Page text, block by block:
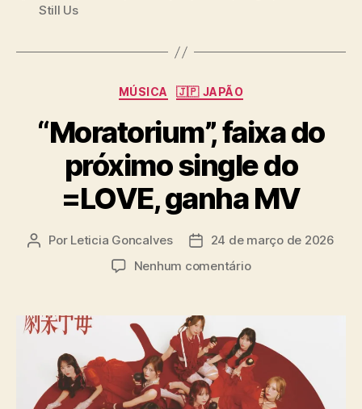
Still Us
C
t
e
g
o
r
i
MÚSICA 🇯🇵 JAPÃO
“Moratorium”, faixa do
próximo single do
=LOVE, ganha MV
A
r
d
s
Por Leticia Goncalves
D
d
e
p
u
b
l
24 de março de 2026
Nenhum comentárioe
o
r
a
t